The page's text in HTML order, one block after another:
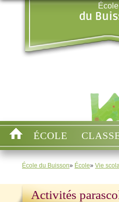
École
du
ÉCOLE
École du Buisson» École» Vie
Activités